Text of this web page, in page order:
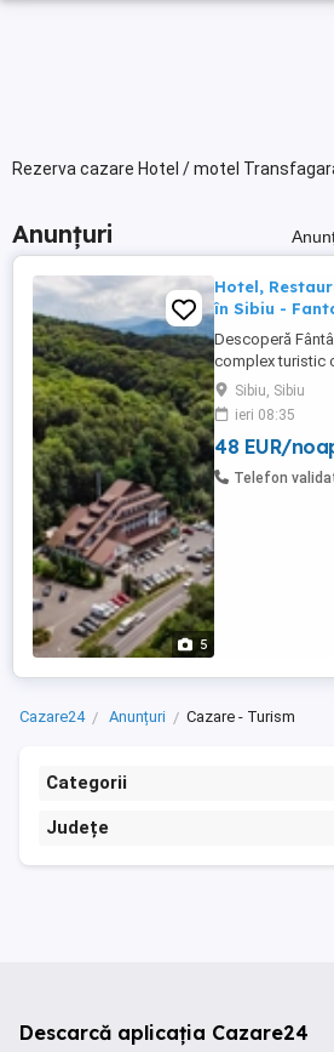
Rezerva cazare Hotel / motel
Anunțuri
5
Hotel,
în Sibiu -
Descoperă
complex turistic
restaurante, sală
dedicate
urilor. Locația
între Sibiu și
gastronomie
Sibiu, Sibiu
ieri 08:35
48 EUR/
Telefon
Cazare24 Anunțuri Cazare - Turism
Categorii
Județe
Descarcă aplicația Cazare24